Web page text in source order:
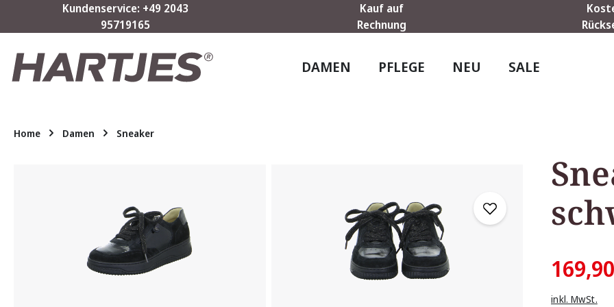
Hauptinhalt springen
Zur Suche springen
Zur Hauptnavigation springen
Kundenservice: +49 2043
95719165
Kauf auf
Rechnung
DAMEN PFLEGE NEU SALE
Home Damen Sneaker
inkl. MwSt.